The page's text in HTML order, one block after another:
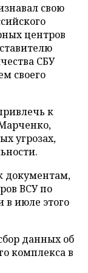
свою
центров
СБУ
своего
к
угрозах,
документам,
ВСУ по
в июле этого
данных об
комплекса в